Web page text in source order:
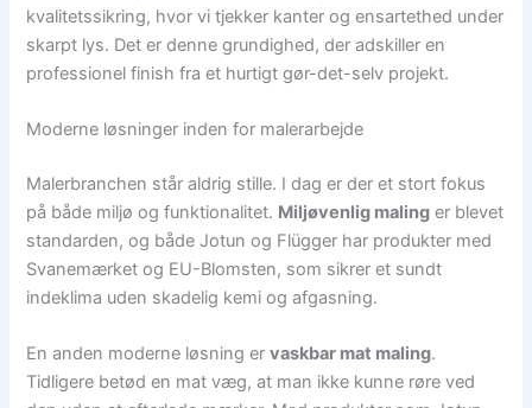
kvalitetssikring, hvor vi tjekker kanter og ensartethed under
skarpt lys. Det er denne grundighed, der adskiller en
professionel finish fra et hurtigt gør-det-selv projekt.
Moderne løsninger inden for malerarbejde
Malerbranchen står aldrig stille. I dag er der et stort fokus
på både miljø og funktionalitet. Miljøvenlig maling er blevet
standarden, og både Jotun og Flügger har produkter med
Svanemærket og EU-Blomsten, som sikrer et sundt
indeklima uden skadelig kemi og afgasning.
En anden moderne løsning ervaskbar mat maling.
Tidligere betød en mat væg, at man ikke kunne røre ved